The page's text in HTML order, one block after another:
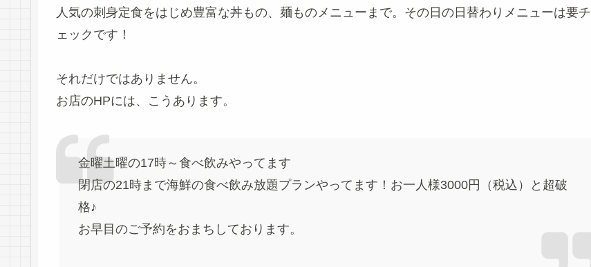
人気の刺身定食をはじめ豊富な丼もの、麺ものメニューまで。その日の日替わりメニューは要チ
ェックです！
それだけではありません。
お店のHPには、こうあります。
金曜土曜の17時～食べ飲みやってます
閉店の21時まで海鮮の食べ飲み放題プランやってます！お一人様3000円（税込）と超破
格♪
お早目のご予約をおまちしております。